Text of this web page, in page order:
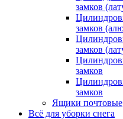
замков
замков
замков
замков
замков
Ящики почтовые
Всё для уборки снега